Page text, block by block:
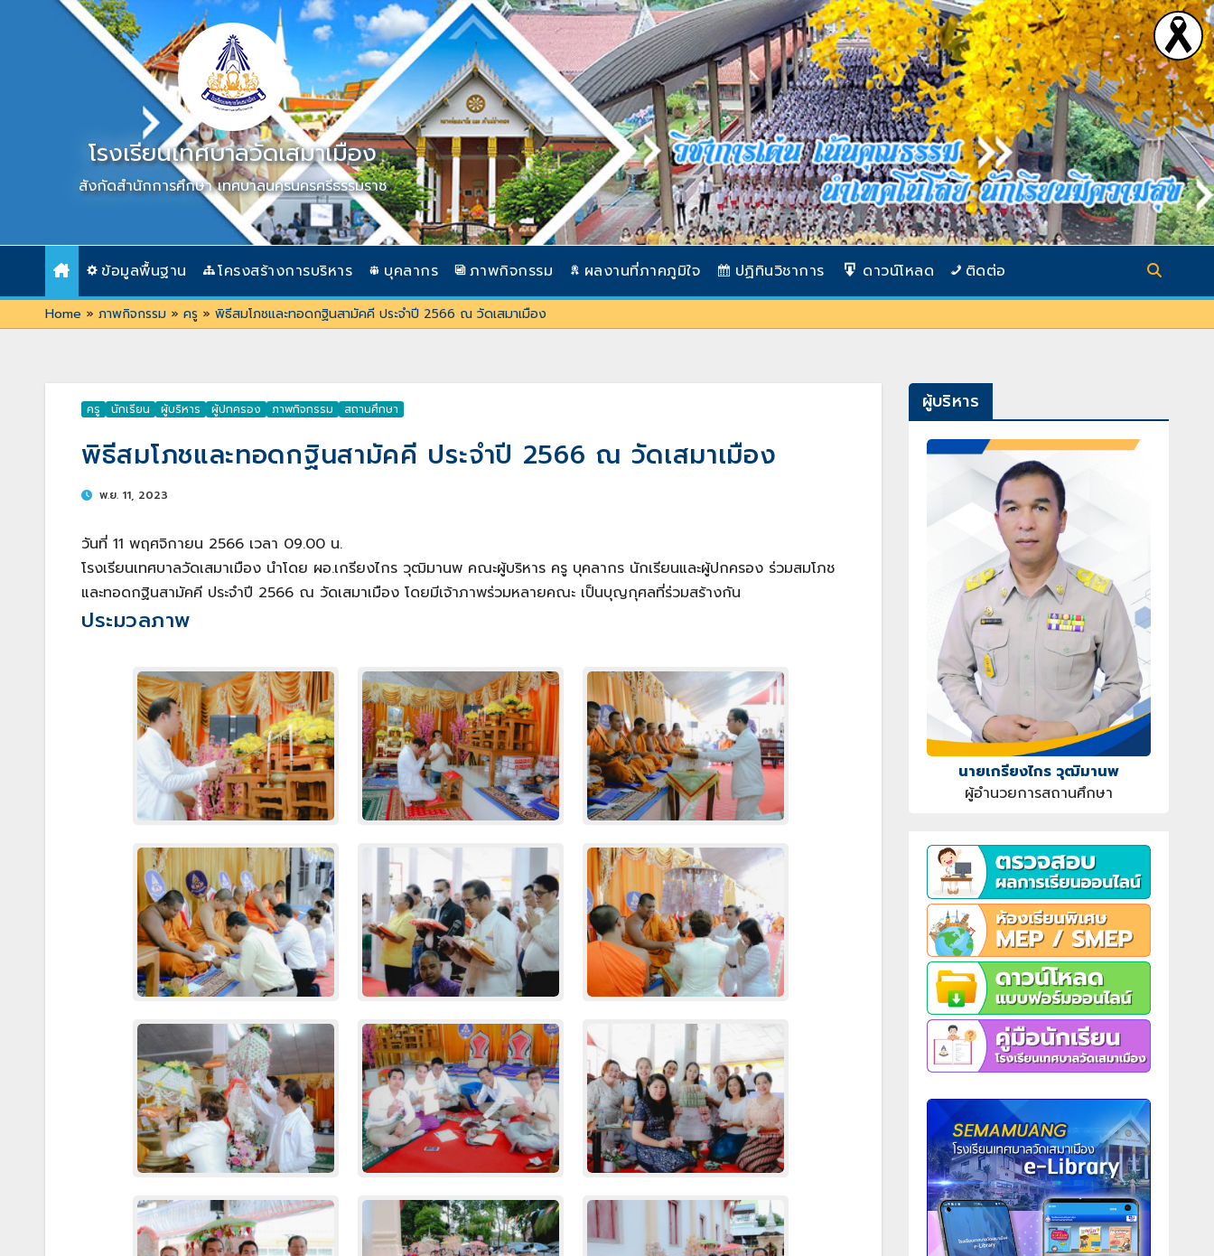
โรงเรียนเทศบาลวัดเสมาเมือง
สังกัดสำนักการศึกษา เทศบาลนครนครศรีธรรมราช
ข้อมูลพื้นฐาน โครงสร้างการบริหาร บุคลากร ภาพกิจกรรม ผลงานที่ภาคภูมิใจ ปฏิทินวิชาการ ดาวน์โหลด ติดต่อ
Home » ภาพกิจกรรม » ครู » พิธีสมโภชและทอดกฐินสามัคคี ประจำปี 2566 ณ วัดเสมาเมือง
ครู นักเรียน ผู้บริหาร ผู้ปกครอง ภาพกิจกรรม สถานศึกษา
พิธีสมโภชและทอดกฐินสามัคคี ประจำปี 2566 ณ วัดเสมาเมือง
พ.ย. 11, 2023
วันที่ 11 พฤศจิกายน 2566 เวลา 09.00 น.
โรงเรียนเทศบาลวัดเสมาเมือง นำโดย ผอ.เกรียงไกร วุฒิมานพ คณะผู้บริหาร ครู บุคลากร นักเรียนและผู้ปกครอง ร่วมสมโภช
และทอดกฐินสามัคคี ประจำปี 2566 ณ วัดเสมาเมือง โดยมีเจ้าภาพร่วมหลายคณะ เป็นบุญกุศลที่ร่วมสร้างกัน
ประมวลภาพ
ผู้บริหาร
นายเกรียงไกร วุฒิมานพ
ผู้อำนวยการสถานศึกษา